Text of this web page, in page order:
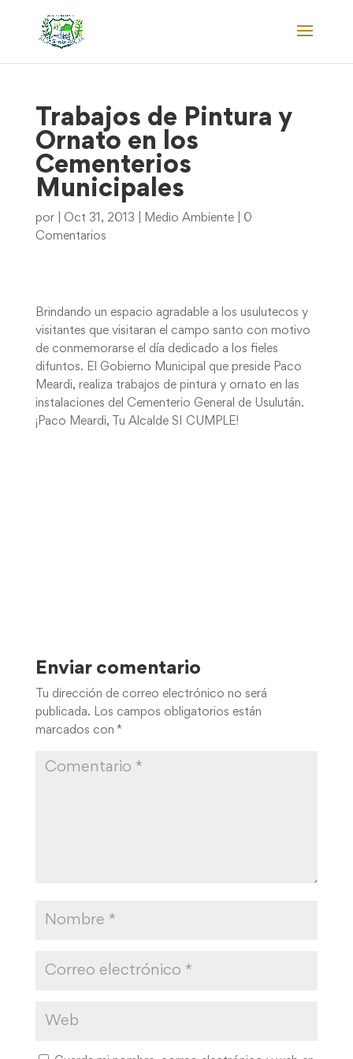
Trabajos de Pintura y
Ornato en los
Cementerios
Municipales
por Oct 31, 2013 Medio Ambiente| 0
Comentarios
Brindando un espacio agradable a los usulutecos y
visitantes que visitaran el campo santo con motivo
de conmemorarse el día dedicado a los fieles
difuntos. El Gobierno Municipal que preside Paco
Meardi, realiza trabajos de pintura y ornato en las
instalaciones del Cementerio General de Usulután.
¡Paco Meardi, Tu Alcalde SI CUMPLE!
Enviar comentario
Tu dirección de correo electrónico no será
publicada. Los campos obligatorios están
marcados con *